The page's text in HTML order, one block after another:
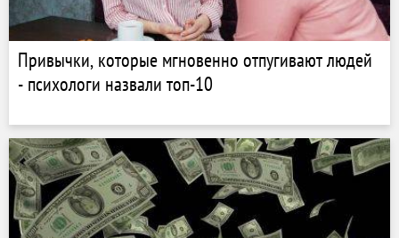
Привычки, которые мгновенно отпугивают людей
- психологи назвали топ-10